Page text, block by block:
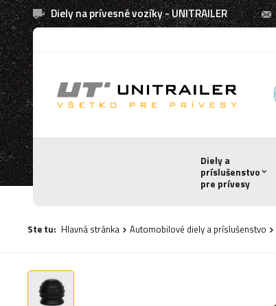
Diely na prívesné vozíky - UNITRAILER
Diely a
príslušenstvo
pre prívesy
Ste tu: Hlavná stránka Automobilové diely a príslušenstvo